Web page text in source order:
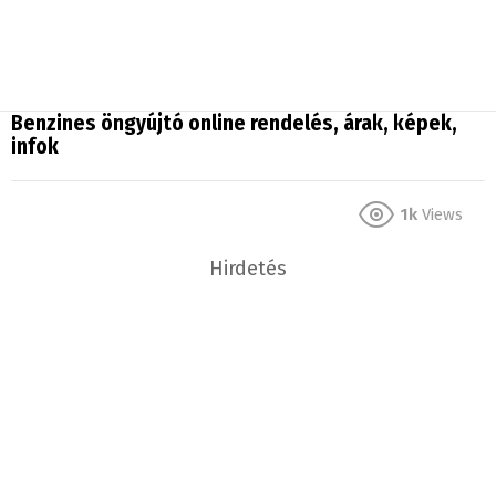
Benzines öngyújtó online rendelés, árak, képek,
infok
1k Views
Hirdetés